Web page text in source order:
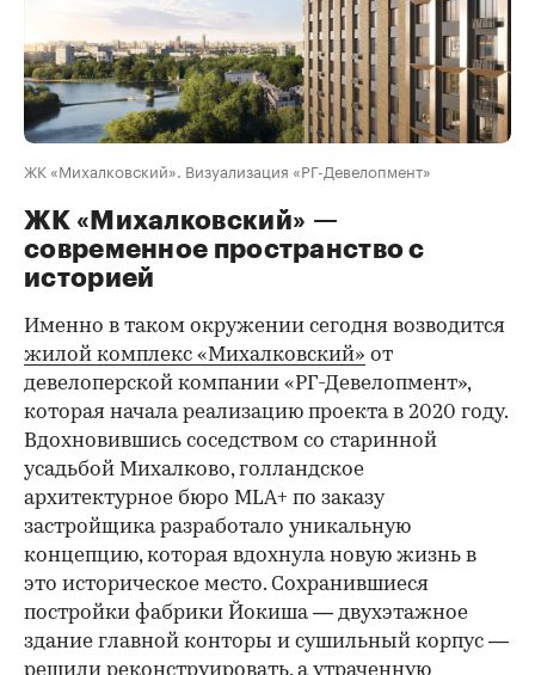
ЖК «Михалковский». Визуализация «РГ-Девелопмент»
ЖК «Михалковский» —
современное пространство с
историей
Именно в таком окружении сегодня возводится
жилой комплекс «Михалковский» от
девелоперской компании «РГ-Девелопмент»,
которая начала реализацию проекта в 2020 году.
Вдохновившись соседством со старинной
усадьбой Михалково, голландское
архитектурное бюро MLA+ по заказу
застройщика разработало уникальную
концепцию, которая вдохнула новую жизнь в
это историческое место. Сохранившиеся
постройки фабрики Йокиша — двухэтажное
здание главной конторы и сушильный корпус —